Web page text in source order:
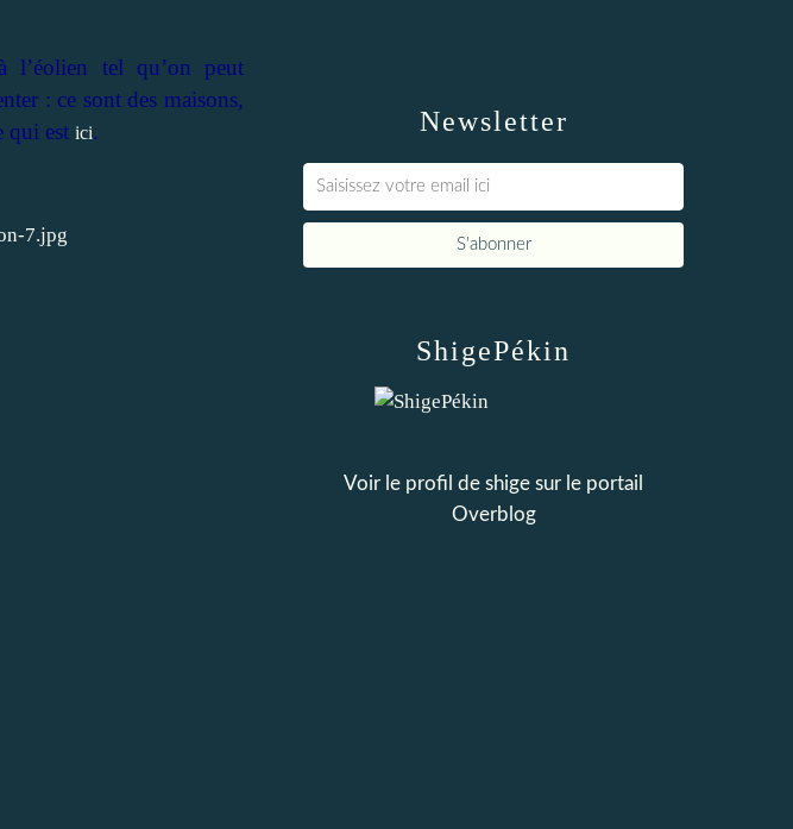
l’éolien tel qu’on peut
: ce sont des maisons,
qui est ici. Newsletter
ShigePékin
Voir le profil de shige sur le portail
Overblog